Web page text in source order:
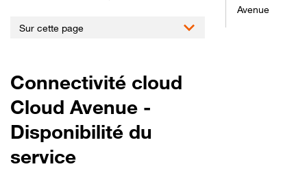
Sur cette page
Connectivité cloud
Cloud Avenue -
Disponibilité du
service
Avenue